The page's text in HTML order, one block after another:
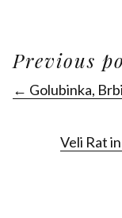
Previous
← Golubinka,
Veli Rat